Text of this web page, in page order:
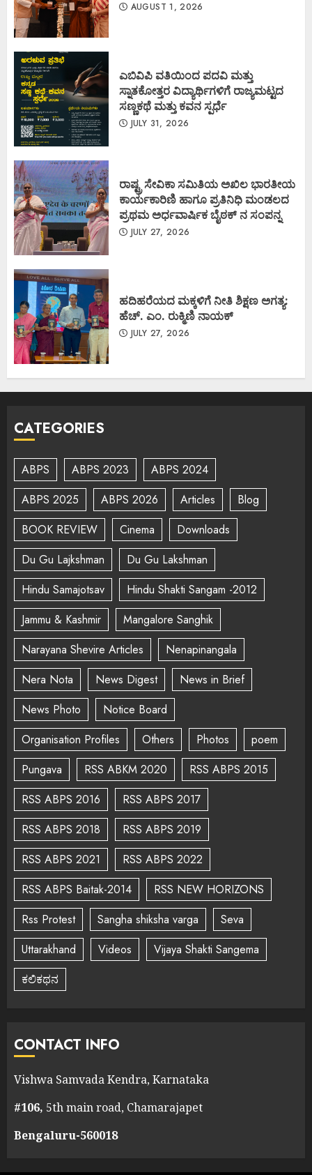
AUGUST 1, 2026
ಎಬಿವಿಪಿ ವತಿಯಿಂದ ಪದವಿ ಮತ್ತು
ಸ್ನಾತಕೋತ್ತರ ವಿದ್ಯಾರ್ಥಿಗಳಿಗೆ ರಾಜ್ಯಮಟ್ಟದ
ಸಣ್ಣಕಥೆ ಮತ್ತು ಕವನ ಸ್ಪರ್ಧೆ
JULY 31, 2026
ರಾಷ್ಟ್ರ ಸೇವಿಕಾ ಸಮಿತಿಯ ಅಖಿಲ ಭಾರತೀಯ
ಕಾರ್ಯಕಾರಿಣಿ ಹಾಗೂ ಪ್ರತಿನಿಧಿ ಮಂಡಲದ
ಪ್ರಥಮ ಅರ್ಧವಾರ್ಷಿಕ ಬೈಠಕ್ ನ ಸಂಪನ್ನ
JULY 27, 2026
ಹದಿಹರೆಯದ ಮಕ್ಕಳಿಗೆ ನೀತಿ ಶಿಕ್ಷಣ ಅಗತ್ಯ:
ಹೆಚ್. ಎಂ. ರುಕ್ಮಿಣಿ ನಾಯಕ್
JULY 27, 2026
CATEGORIES
ABPS ABPS 2023
ABPS 2024
ABPS 2025
ABPS 2026 Articles
Blog
BOOK REVIEW
Cinema
Downloads
Du Gu Lajkshman
Du Gu Lakshman
Hindu Samajotsav
Hindu Shakti Sangam -2012
Jammu & Kashmir
Mangalore Sanghik
Narayana Shevire Articles
Nenapinangala
Nera Nota
News Digest
News in Brief
News Photo
Notice Board
Organisation Profiles
Others Photos
poem
Pungava
RSS ABKM 2020
RSS ABPS 2015
RSS ABPS 2016
RSS ABPS 2017
RSS ABPS 2018
RSS ABPS 2019
RSS ABPS 2021
RSS ABPS 2022
RSS ABPS Baitak-2014
RSS NEW HORIZONS
Rss Protest
Sangha shiksha varga
Seva
Uttarakhand
Videos
Vijaya Shakti Sangema
ಕಲಿಕಥನ
CONTACT INFO
Vishwa Samvada Kendra, Karnataka
#106, 5th main road, Chamarajapet
Bengaluru-560018